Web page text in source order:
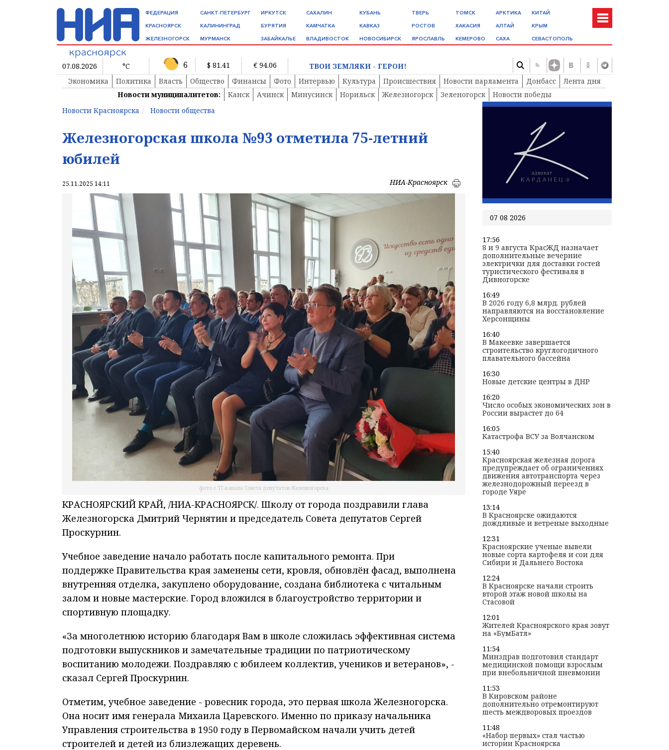
ФЕДЕРАЦИЯ
КРАСНОЯРСК
ЖЕЛЕЗНОГОРСК
САНКТ-ПЕТЕРБУРГ
КАЛИНИНГРАД
МУРМАНСК
ИРКУТСК
БУРЯТИЯ
ЗАБАЙКАЛЬЕ
САХАЛИН
КАМЧАТКА
ВЛАДИВОСТОК
КУБАНЬ
КАВКАЗ
НОВОСИБИРСК
ТВЕРЬ
РОСТОВ
ЯРОСЛАВЛЬ
ТОМСК
ХАКАСИЯ
КЕМЕРОВО
АРКТИКА
АЛТАЙ
САХА
КИТАЙ
КРЫМ
СЕВАСТОПОЛЬ
07.08.2026 °C 6 $ 81.41 € 94.06
ТВОИ ЗЕМЛЯКИ - ГЕРОИ!
Экономика
Политика Власть Общество Финансы Фото Интервью Культура Происшествия Новости парламента Донбасс
Лента дня
Новости муниципалитетов:
Канск Ачинск Минусинск Норильск Железногорск Зеленогорск
Новости победы
Новости Красноярска
Новости общества
Железногорская школа №93 отметила 75-летний
юбилей
25.11.2025 14:11 НИА-Красноярск
фото с ТГ-канала Совета депутатов Железногорска
КРАСНОЯРСКИЙ КРАЙ, /НИА-КРАСНОЯРСК/. Школу от города поздравили глава
Железногорска Дмитрий Чернятин и председатель Совета депутатов Сергей
Проскурнин.
Учебное заведение начало работать после капитального ремонта. При
поддержке Правительства края заменены сети, кровля, обновлён фасад, выполнена
внутренняя отделка, закуплено оборудование, создана библиотека с читальным
залом и новые мастерские. Город вложился в благоустройство территории и
спортивную площадку.
«За многолетнюю историю благодаря Вам в школе сложилась эффективная система
подготовки выпускников и замечательные традиции по патриотическому
воспитанию молодежи. Поздравляю с юбилеем коллектив, учеников и ветеранов», -
сказал Сергей Проскурнин.
Отметим, учебное заведение - ровесник города, это первая школа Железногорска.
Она носит имя генерала Михаила Царевского. Именно по приказу начальника
Управления строительства в 1950 году в Первомайском начали учить детей
строителей и детей из близлежащих деревень.
07 08 2026
17:56
8 и 9 августа КрасЖД назначает
дополнительные вечерние
электрички для доставки гостей
туристического фестиваля в
Дивногорске
16:49
В 2026 году 6,8 млрд. рублей
направляются на восстановление
Херсонщины
16:40
В Макеевке завершается
строительство круглогодичного
плавательного бассейна
16:30
Новые детские центры в ДНР
16:20
Число особых экономических зон в
России вырастет до 64
16:05
Катастрофа ВСУ за Волчанском
15:40
Красноярская железная дорога
предупреждает об ограничениях
движения автотранспорта через
железнодорожный переезд в
городе Уяре
13:14
В Красноярске ожидаются
дождливые и ветреные выходные
12:31
Красноярские ученые вывели
новые сорта картофеля и сои для
Сибири и Дальнего Востока
12:24
В Красноярске начали строить
второй этаж новой школы на
Стасовой
12:01
Жителей Красноярского края зовут
на «БумБатл»
11:54
Минздрав подготовил стандарт
медицинской помощи взрослым
при внебольничной пневмонии
11:53
В Кировском районе
дополнительно отремонтируют
шесть междворовых проездов
11:48
«Набор первых» стал частью
истории Красноярска